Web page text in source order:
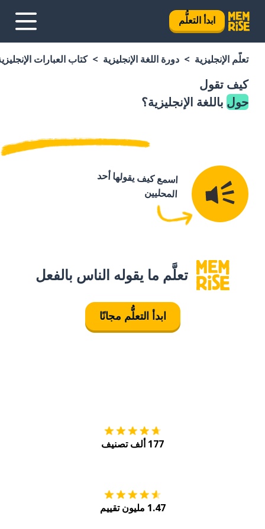
ابدأ التعلُّم
تعلَّم الإنجليزية دورة اللغة الإنجليزية كتاب العبارات
كيف تقول
حول باللغة الإنجليزية؟
اسمع كيف يقولها أحد
المحليين
تعلَّم ما يقوله الناس بالفعل
ابدأ التعلُّم مجانًا
177 ألف تصنيف
1.47 مليون تقييم